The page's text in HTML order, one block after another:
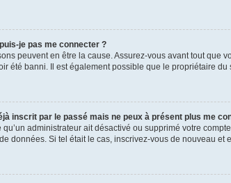
je pas me connecter ?
peuvent en être la cause. Assurez-vous avant tout que
été banni. Il est également possible que le propriétaire
inscrit par le passé mais ne peux à présent plus me
qu’un administrateur ait désactivé ou supprimé votre
données. Si tel était le cas, inscrivez-vous de nouveau et